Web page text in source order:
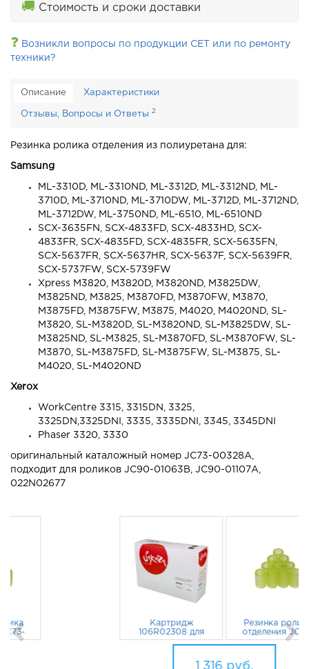
🚚 Стоимость и сроки доставки
❓ Возникли вопросы по продукции CET или по ремонту
техники?
Описание Характеристики
Отзывы, Вопросы и Ответы 2
Резинка ролика отделения из полиуретана для:
Samsung
ML-3310D, ML-3310ND, ML-3312D, ML-3312ND, ML-
3710D, ML-3710ND, ML-3710DW, ML-3712D, ML-3712ND,
ML-3712DW, ML-3750ND, ML-6510, ML-6510ND
SCX-3635FN, SCX-4833FD, SCX-4833HD, SCX-
4833FR, SCX-4835FD, SCX-4835FR, SCX-5635FN,
SCX-5637FR, SCX-5637HR, SCX-5637F, SCX-5639FR,
SCX-5737FW, SCX-5739FW
Xpress M3820, M3820D, M3820ND, M3825DW,
M3825ND, M3825, M3870FD, M3870FW, M3870,
M3875FD, M3875FW, M3875, M4020, M4020ND, SL-
M3820, SL-M3820D, SL-M3820ND, SL-M3825DW, SL-
M3825ND, SL-M3825, SL-M3870FD, SL-M3870FW, SL-
M3870, SL-M3875FD, SL-M3875FW, SL-M3875, SL-
M4020, SL-M4020ND
Xerox
WorkCentre 3315, 3315DN, 3325,
3325DN,3325DNI, 3335, 3335DNI, 3345, 3345DNI
Phaser 3320, 3330
оригинальный каталожный номер JC73-00328A,
подходит для роликов JC90-01063B, JC90-01107A,
022N02677
106R02308 для
Xerox WorkCentre
Резинка ролика
отделения JC73-
00328A для
M4020ND,